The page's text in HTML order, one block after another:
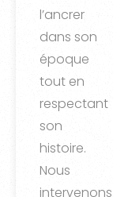
l’ancrer
dans son
époque
tout en
respectant
son
histoire.
Nous
intervenons